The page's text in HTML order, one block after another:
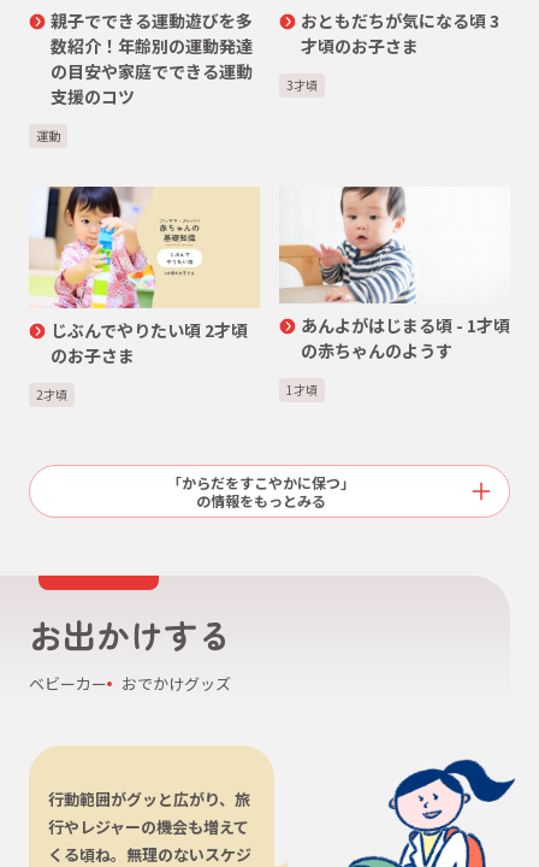
親子でできる運動遊びを多
数紹介！年齢別の運動発達
の目安や家庭でできる運動
支援のコツ
運動
おともだちが気になる頃 3
才頃のお子さま
3才頃
じぶんでやりたい頃 2才頃
のお子さま
2才頃
あんよがはじまる頃 - 1才頃
の赤ちゃんのようす
1才頃
「からだをすこやかに保つ」
の情報をもっとみる
お出かけする
ベビーカー おでかけグッズ
行動範囲がグッと広がり、旅
行やレジャーの機会も増えて
くる頃ね。無理のないスケジ